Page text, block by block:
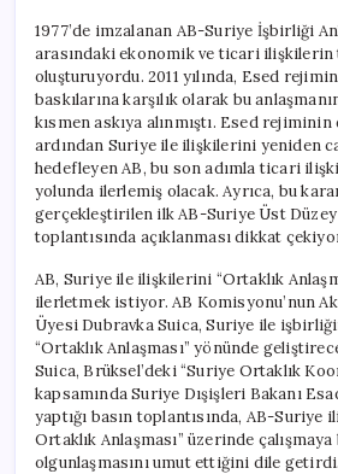
1977’de imzalanan AB-Suriye İşbirliği
arasındaki ekonomik ve ticari
oluşturuyordu. 2011 yılında, Esed
baskılarına karşılık olarak bu
kısmen askıya alınmıştı. Esed
ardından Suriye ile ilişkilerini yeniden
hedefleyen AB, bu son adımla ticari
yolunda ilerlemiş olacak. Ayrıca, bu
gerçekleştirilen ilk AB-Suriye Üst
toplantısında açıklanması dikkat
AB, Suriye ile ilişkilerini “Ortaklık
ilerletmek istiyor. AB Komisyonu’nun
Üyesi Dubravka Suica, Suriye ile
“Ortaklık Anlaşması” yönünde
Suica, Brüksel’deki “Suriye Ortaklık
kapsamında Suriye Dışişleri Bakanı
yaptığı basın toplantısında, AB-Suriye
Ortaklık Anlaşması” üzerinde
olgunlaşmasını umut ettiğini dile getirdi.